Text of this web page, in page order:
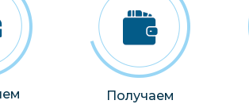
Получаем